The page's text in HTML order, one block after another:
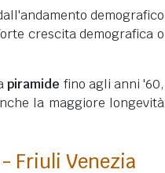
demografico
crescita demografica o
piramide fino agli anni '60,
la maggiore longevità
Friuli Venezia